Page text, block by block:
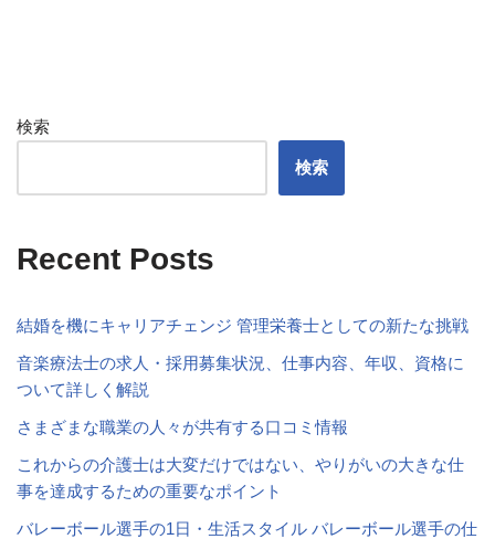
検索
検索
Recent Posts
結婚を機にキャリアチェンジ 管理栄養士としての新たな挑戦
音楽療法士の求人・採用募集状況、仕事内容、年収、資格に
ついて詳しく解説
さまざまな職業の人々が共有する口コミ情報
これからの介護士は大変だけではない、やりがいの大きな仕
事を達成するための重要なポイント
バレーボール選手の1日・生活スタイル バレーボール選手の仕